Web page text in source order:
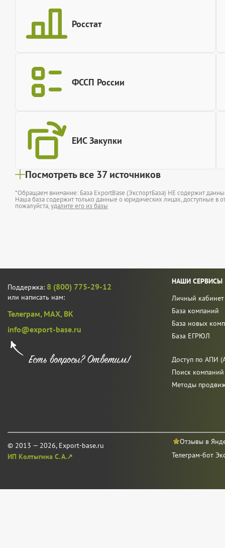
Росстат
ФССП России
ЕИС Закупки
Посмотреть все 37 источников
*Обращаем внимание: База ExportBase (ЭкспортБаза) НЕ содержит
Наша база содержит только данные о юридических лицах, доступные в
пожалуйста,удалите его из базы
Поддержка: 8 (800) 775-29-12
или написать нам:
Телеграм, MAX, ВК
info@export-base.ru
© 2013 — 2026, Export-base.ru
ИП Колтыгина С. А.↗
НАШИ СЕРВИСЫ
Личный кабинет
База компаний
База новых
База ЕГРЮЛ
Доступ по АПИ
Поиск
Методы
Отзывы в
Телеграм-бот